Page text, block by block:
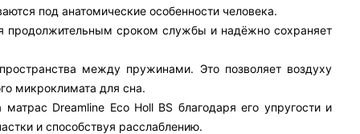
под анатомические особенности человека.
продолжительным сроком службы и надёжно сохраняет
между пружинами. Это позволяет воздуху
микроклимата для сна.
Dreamline Eco Holl BS благодаря его упругости и
и способствуя расслаблению.